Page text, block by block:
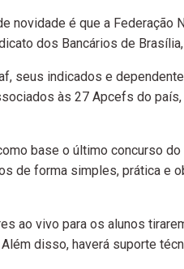
novidade é que a
dos Bancários de
seus indicados e
às 27 Apcefs do
base o último concurso
de forma simples, prática
ao vivo para os alunos
disso, haverá suporte